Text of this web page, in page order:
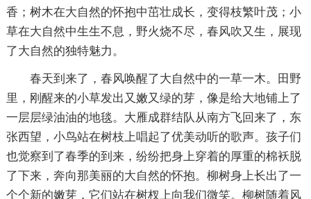
香；树木在大自然的怀抱中茁壮成长，变得枝繁叶茂；小
草在大自然中生生不息，野火烧不尽，春风吹又生，展现
了大自然的独特魅力。
春天到来了，春风唤醒了大自然中的一草一木。田野
里，刚醒来的小草发出又嫩又绿的芽，像是给大地铺上了
一层层绿油油的地毯。大雁成群结队从南方飞回来了，东
张西望，小鸟站在树枝上唱起了优美动听的歌声。孩子们
也觉察到了春季的到来，纷纷把身上穿着的厚重的棉袄脱
了下来，奔向那美丽的大自然的怀抱。柳树身上长出了一
个个新的嫩芽，它们站在树杈上向我们微笑。柳树随着风